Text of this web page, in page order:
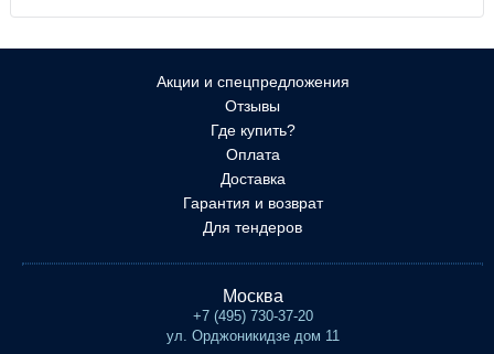
Акции и спецпредложения
Отзывы
Где купить?
Оплата
Доставка
Гарантия и возврат
Для тендеров
Москва
+7 (495) 730-37-20
ул. Орджоникидзе дом 11